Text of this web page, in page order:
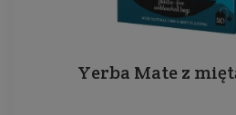
Yerba Mate z